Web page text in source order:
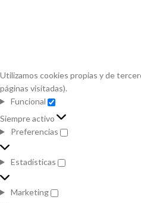
Utilizamos cookies propias y de
páginas visitadas).
Funcional
Funcional
Siempre activo
Preferencias
Preferencias
Estadísticas
Estadísticas
Marketing